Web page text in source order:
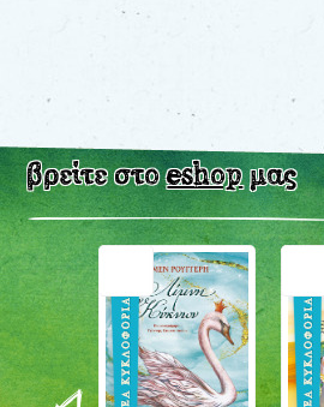
βρείτε στοeshopμας